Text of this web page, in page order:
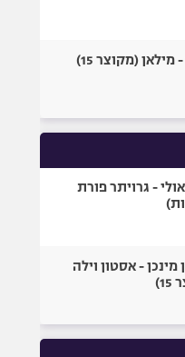
מילאן (מקוצר 15)
- גרויתר פורת
מינכן - אסטון וילה